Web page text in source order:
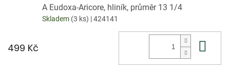
A Eudoxa-Aricore, hliník, průměr 13 1/4
Skladem (3 ks) | 424141
499 Kč